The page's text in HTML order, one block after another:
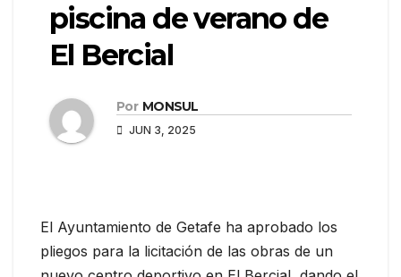
piscina de verano de
El Bercial
Por MONSUL
JUN 3, 2025
El Ayuntamiento de Getafe ha aprobado los
pliegos para la licitación de las obras de un